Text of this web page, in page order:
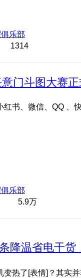
乐部
1314
门斗图大赛正
乐部
5.9万
降温省电干货